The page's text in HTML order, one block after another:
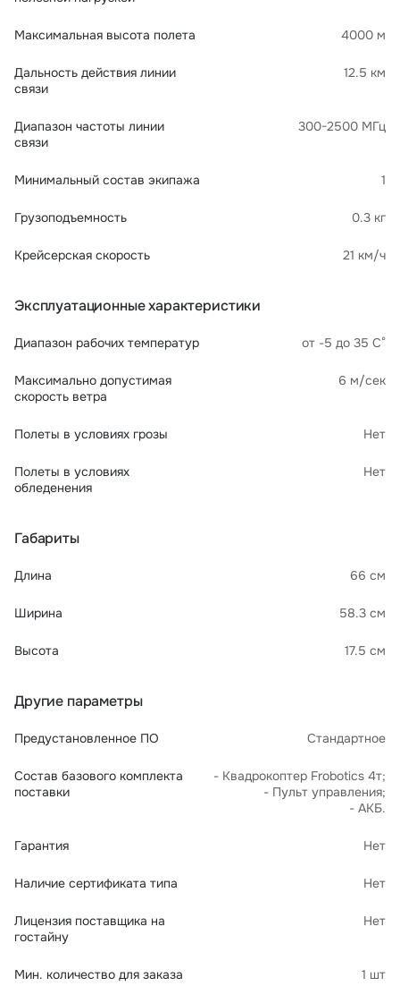
Максимальная высота полета 4000 м
Дальность действия линии
связи
12.5 км
Диапазон частоты линии
связи
300-2500 МГц
Минимальный состав экипажа 1
Грузоподъемность 0.3 кг
Крейсерская скорость 21 км/ч
Эксплуатационные характеристики
Диапазон рабочих температур от -5 до 35 С°
Максимально допустимая
скорость ветра
6 м/сек
Полеты в условиях грозы Нет
Полеты в условиях
обледенения
Нет
Габариты
Длина 66 см
Ширина 58.3 см
Высота 17.5 см
Другие параметры
Предустановленное ПО Стандартное
Состав базового комплекта
поставки
- Квадрокоптер Frobotics 4т;
- Пульт управления;
- АКБ.
Гарантия Нет
Наличие сертификата типа Нет
Лицензия поставщика на
гостайну
Нет
Мин. количество для заказа 1 шт